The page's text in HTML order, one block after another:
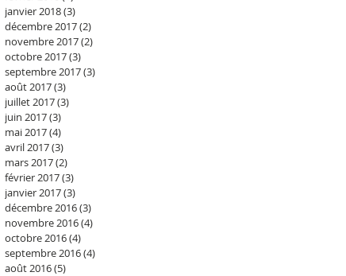
janvier 2018(3)
décembre 2017(2)
novembre 2017(2)
octobre 2017(3)
septembre 2017(3)
août 2017(3)
juillet 2017(3)
juin 2017(3)
mai 2017(4)
avril 2017(3)
mars 2017(2)
février 2017(3)
janvier 2017(3)
décembre 2016(3)
novembre 2016(4)
octobre 2016(4)
septembre 2016(4)
août 2016(5)